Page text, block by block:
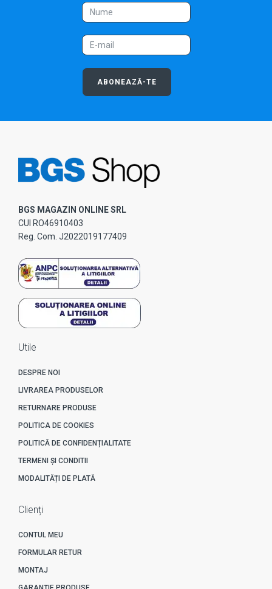
ABONEAZĂ-TE
BGS MAGAZIN ONLINE SRL
CUI RO46910403
Reg. Com. J2022019177409
Utile
DESPRE NOI
LIVRAREA PRODUSELOR
RETURNARE PRODUSE
POLITICA DE COOKIES
POLITICĂ DE CONFIDENȚIALITATE
TERMENI ȘI CONDITII
MODALITĂȚI DE PLATĂ
Clienți
CONTUL MEU
FORMULAR RETUR
MONTAJ